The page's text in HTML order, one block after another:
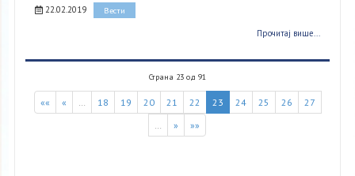
22.02.2019 Вести
Прочитај више...
Страна 23 од 91
«« « 18 19 20 21 22 23 24 25 26
27
» »»